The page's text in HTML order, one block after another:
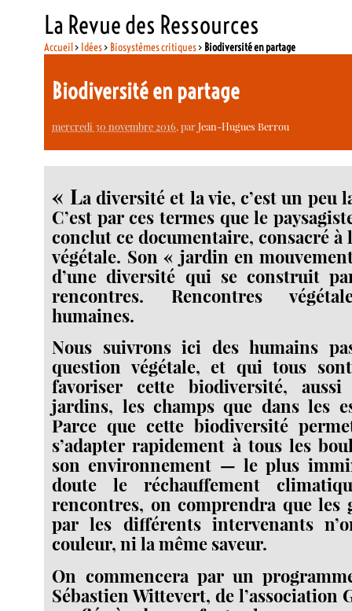
La Revue des Ressources
Accueil> Idées> Biosystèmes critiques> Biodiversité en partage
Biodiversité en partage
mercredi 30 novembre 2016, parJean-Hugues Berrou
« La diversité et la vie, c’est un peu
C’est par ces termes que le
conclut ce documentaire, consacré
végétale. Son « jardin en
d’une diversité qui se construit
rencontres. Rencontres
humaines.
Nous suivrons ici des humains
question végétale, et qui tous
favoriser cette biodiversité,
jardins, les champs que dans les
Parce que cette biodiversité
s’adapter rapidement à tous les
son environnement — le plus
doute le réchauffement
rencontres, on comprendra que les
par les différents intervenants
couleur, ni la même saveur.
On commencera par un
Sébastien Wittevert, de l’association